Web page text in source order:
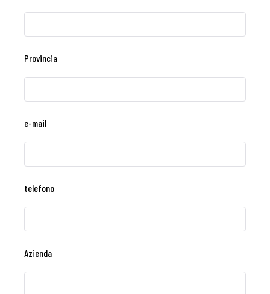
Provincia
e-mail
telefono
Azienda